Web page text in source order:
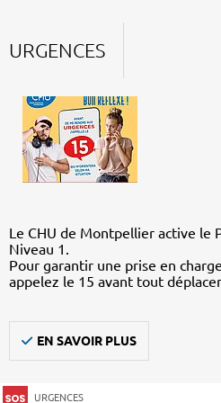
URGENCES
Le CHU de Montpellier active le
Niveau 1.
Pour garantir une prise en
appelez le 15 avant tout
EN SAVOIR PLUS
URGENCES